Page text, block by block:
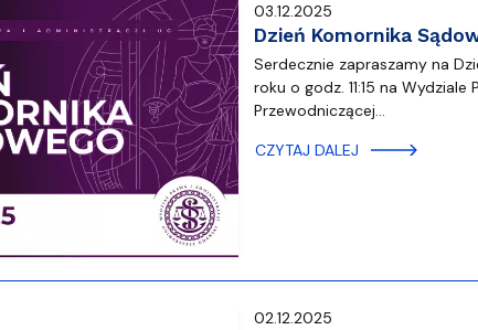
03.12.2025
Dzień Komornika
Serdecznie zapraszamy na
roku o godz. 11:15 na
Przewodniczącej…
CZYTAJ DALEJ
02.12.2025